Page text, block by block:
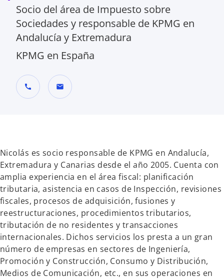
Socio del área de Impuesto sobre
Sociedades y responsable de KPMG en
Andalucía y Extremadura
KPMG en España
call mail
Nicolás es socio responsable de KPMG en Andalucía,
Extremadura y Canarias desde el año 2005. Cuenta con
amplia experiencia en el área fiscal: planificación
tributaria, asistencia en casos de Inspección, revisiones
fiscales, procesos de adquisición, fusiones y
reestructuraciones, procedimientos tributarios,
tributación de no residentes y transacciones
internacionales. Dichos servicios los presta a un gran
número de empresas en sectores de Ingeniería,
Promoción y Construcción, Consumo y Distribución,
Medios de Comunicación, etc., en sus operaciones en